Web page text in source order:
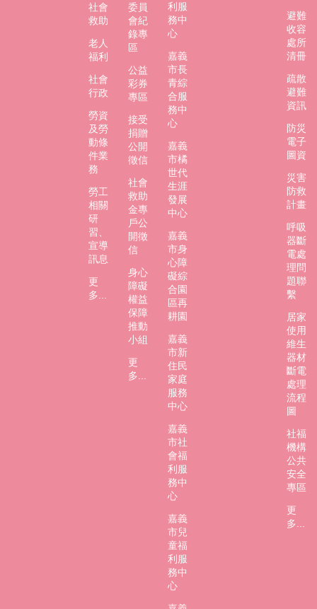
社會
救助
老人
福利
社會
行政
勞資
及勞
動條
件業
務
勞工
相關
研
習、
宣導
訊息
更
多...
委員
會紀
錄專
區
公益
彩券
專區
接受
捐贈
公開
徵信
社會
救助
金專
戶公
開徵
信
身心
障礙
權益
保障
推動
小組
更
多...
利服
務中
心
嘉義
市長
青綜
合服
務中
心
嘉義
市橘
世代
生涯
發展
中心
嘉義
市身
心障
礙綜
合園
區再
耕園
嘉義
市新
住民
家庭
服務
中心
嘉義
市社
會福
利服
務中
心
嘉義
市兒
童福
利服
務中
心
避難
收容
處所
清冊
疏散
避難
資訊
防災
電子
圖資
災害
防救
計畫
呼吸
器斷
電處
理問
題聯
繫
居家
使用
維生
器材
斷電
處理
流程
圖
社福
機構
公共
安全
專區
更
多...